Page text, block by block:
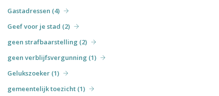
Gastadressen (4)
Geef voor je stad (2)
geen strafbaarstelling (2)
geen verblijfsvergunning (1)
Gelukszoeker (1)
gemeentelijk toezicht (1)